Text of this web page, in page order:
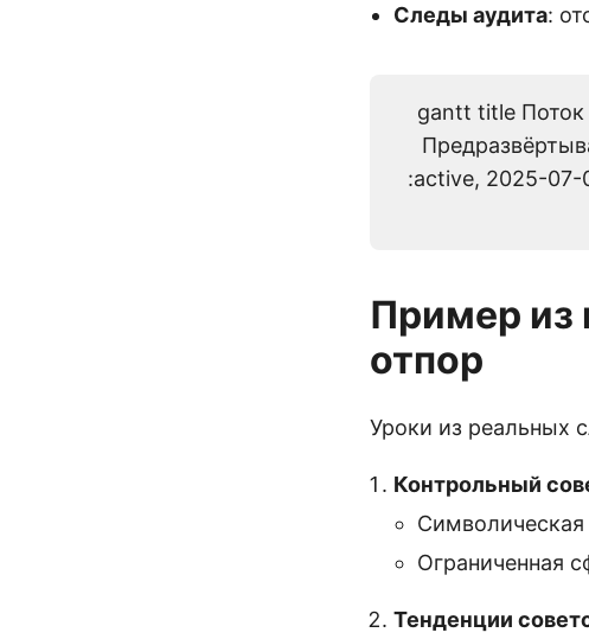
Следы аудита:
gantt title Поток
:active, 2025-07-
Пример из
отпор
Уроки из реальных
Контрольный
Ограниченная
Тенденции